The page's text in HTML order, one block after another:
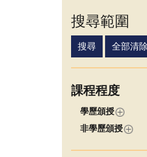
搜尋範圍
課程程度
學歷頒授
非學歷頒授